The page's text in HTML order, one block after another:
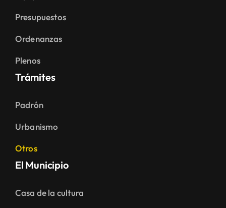
Presupuestos
Ordenanzas
Plenos
Trámites
Padrón
Urbanismo
Otros
El Municipio
Casa de la cultura